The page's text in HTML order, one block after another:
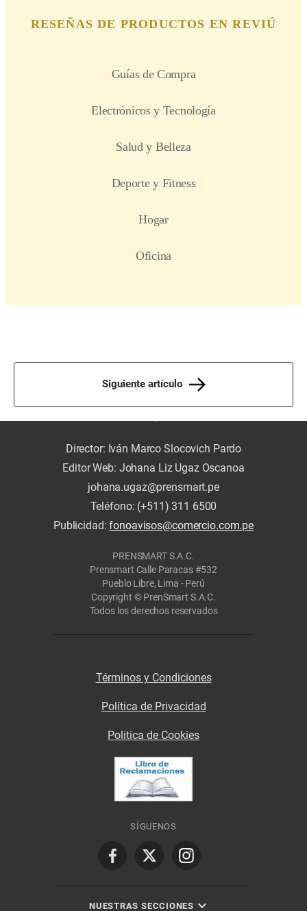
Siguiente artículo
Director: Iván Marco Slocovich Pardo
Editor Web: Johana Liz Ugaz Oscanoa
johana.ugaz@prensmart.pe
Teléfono: (+511) 311 6500
Publicidad:fonoavisos@comercio.com.pe
PRENSMART S.A.C.
Prensmart Calle Paracas #532
Pueblo Libre, Lima - Perú
Copyright © PrenSmart S.A.C.
Todos los derechos reservados
Términos y Condiciones
Política de Privacidad
Politica de Cookies
SÍGUENOS
NUESTRAS SECCIONES